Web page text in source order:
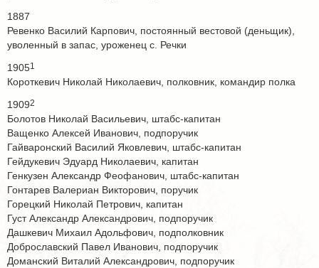
1887
Ревенко Василий Карпович, постоянный вестовой (деньщик),
уволенный в запас, уроженец с. Речки
19051
Короткевич Николай Николаевич, полковник, командир полка
19092
Болотов Николай Васильевич, штабс-капитан
Ващенко Алексей Иванович, подпоручик
Гайваронский Василий Яковлевич, штабс-капитан
Гейдукевич Эдуард Николаевич, капитан
Генкузен Александр Феофанович, штабс-капитан
Гонтарев Валериан Викторович, поручик
Горецкий Николай Петрович, капитан
Густ Александр Александрович, подпоручик
Дашкевич Михаил Адольфович, подполковник
Доброславский Павел Иванович, подпоручик
Доманский Виталий Александрович, подпоручик